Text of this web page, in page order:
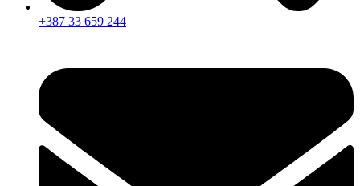
+387 33 659 244